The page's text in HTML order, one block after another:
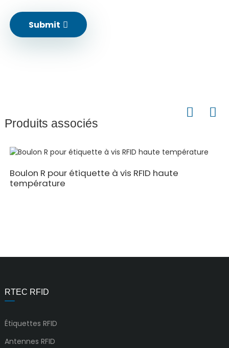
Submit
Produits associés
Boulon R pour étiquette à vis RFID haute
température
RTEC RFID
Étiquettes RFID
Antennes RFID